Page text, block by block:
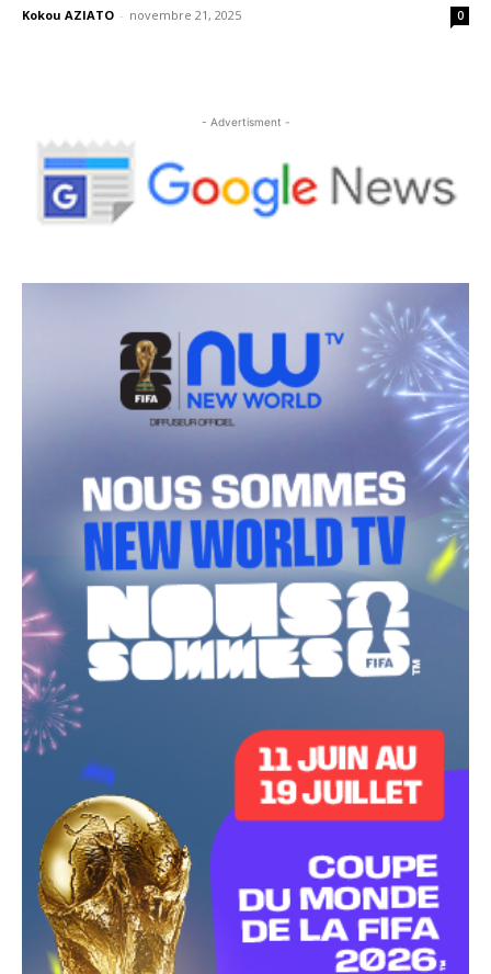
Kokou AZIATO - novembre 21, 2025 0
- Advertisment -